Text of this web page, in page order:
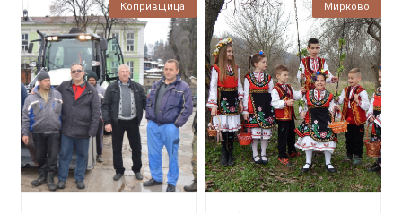
Копривщица Мирково